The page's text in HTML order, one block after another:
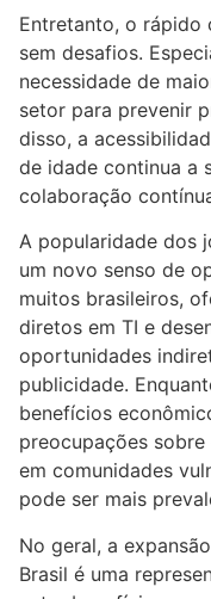
Entretanto, o rápido
sem desafios.
necessidade de
setor para prevenir
disso, a
de idade continua a
colaboração
A popularidade dos
um novo senso de
muitos brasileiros,
diretos em TI e
oportunidades
publicidade.
benefícios
preocupações
em comunidades
pode ser mais
No geral, a
Brasil é uma